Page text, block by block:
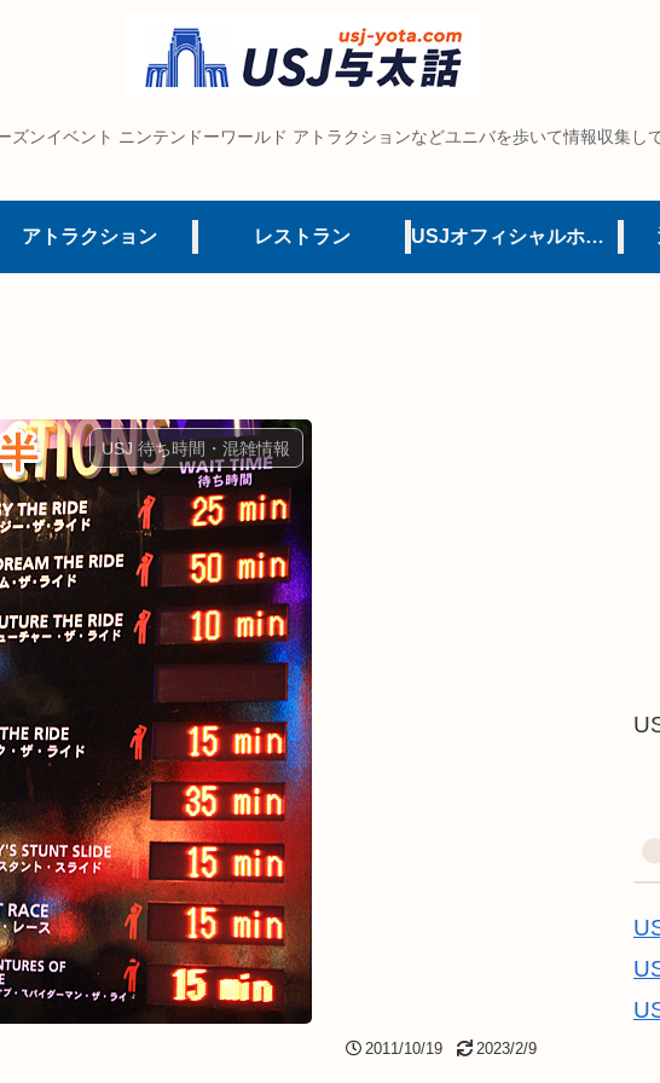
ズンイベント ニンテンドーワールド アトラクションなどユニバを歩いて情報収集し
アトラクション レストラン USJオフィシャルホテル
USJ 待ち時間・混雑情報
2011/10/19 2023/2/9